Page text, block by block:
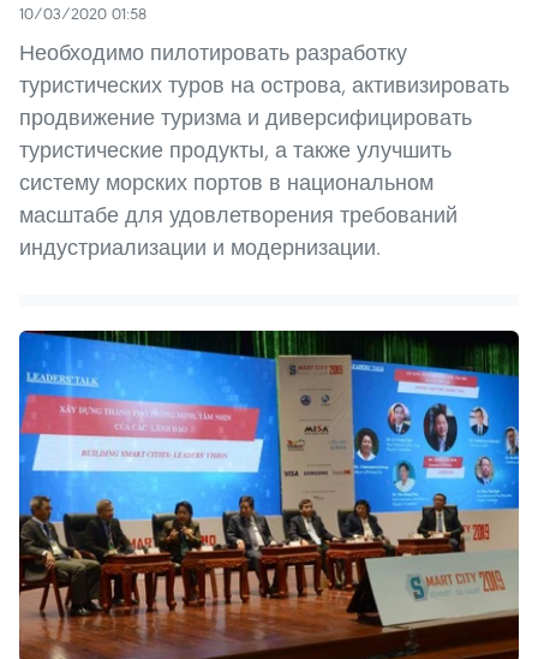
10/03/2020 01:58
Необходимо пилотировать разработку
туристических туров на острова, активизировать
продвижение туризма и диверсифицировать
туристические продукты, а также улучшить
систему морских портов в национальном
масштабе для удовлетворения требований
индустриализации и модернизации.